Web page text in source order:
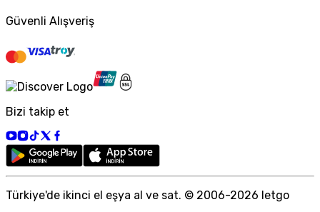
Güvenli Alışveriş
Bizi takip et
Türkiye'de ikinci el eşya al ve sat. © 2006-2026 letgo